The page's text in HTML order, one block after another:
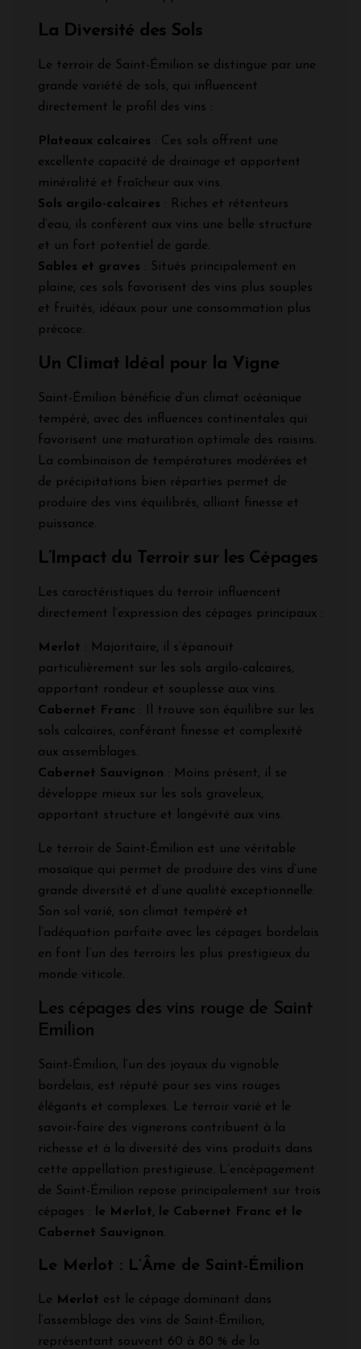
La Diversité des Sols
Le terroir de Saint-Émilion se distingue par une
grande variété de sols, qui influencent
directement le profil des vins :
Plateaux calcaires : Ces sols offrent une
excellente capacité de drainage et apportent
minéralité et fraîcheur aux vins.
Sols argilo-calcaires : Riches et rétenteurs
d’eau, ils confèrent aux vins une belle structure
et un fort potentiel de garde.
Sables et graves : Situés principalement en
plaine, ces sols favorisent des vins plus souples
et fruités, idéaux pour une consommation plus
précoce.
Un Climat Idéal pour la Vigne
Saint-Émilion bénéficie d’un climat océanique
tempéré, avec des influences continentales qui
favorisent une maturation optimale des raisins.
La combinaison de températures modérées et
de précipitations bien réparties permet de
produire des vins équilibrés, alliant finesse et
puissance.
L’Impact du Terroir sur les Cépages
Les caractéristiques du terroir influencent
directement l’expression des cépages principaux :
Merlot : Majoritaire, il s’épanouit
particulièrement sur les sols argilo-calcaires,
apportant rondeur et souplesse aux vins.
Cabernet Franc : Il trouve son équilibre sur les
sols calcaires, conférant finesse et complexité
aux assemblages.
Cabernet Sauvignon : Moins présent, il se
développe mieux sur les sols graveleux,
apportant structure et longévité aux vins.
Le terroir de Saint-Émilion est une véritable
mosaïque qui permet de produire des vins d’une
grande diversité et d’une qualité exceptionnelle.
Son sol varié, son climat tempéré et
l’adéquation parfaite avec les cépages bordelais
en font l’un des terroirs les plus prestigieux du
monde viticole.
Les cépages des vins rouge de Saint
Emilion
Saint-Émilion, l’un des joyaux du vignoble
bordelais, est réputé pour ses vins rouges
élégants et complexes. Le terroir varié et le
savoir-faire des vignerons contribuent à la
richesse et à la diversité des vins produits dans
cette appellation prestigieuse. L’encépagement
de Saint-Émilion repose principalement sur trois
cépages :
le Merlot, le Cabernet Franc et le
Cabernet Sauvignon.
Le Merlot : L’Âme de Saint-Émilion
Le Merlot est le cépage dominant dans
l’assemblage des vins de Saint-Émilion,
représentant souvent 60 à 80 % de la